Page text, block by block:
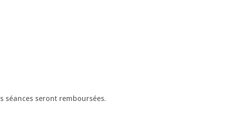
séances seront remboursées.